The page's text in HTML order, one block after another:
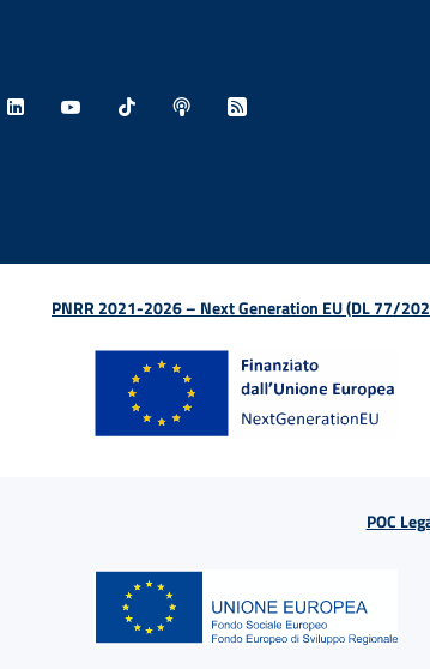
PNRR 2021-2026 – Next Generation EU (DL 77/
POC